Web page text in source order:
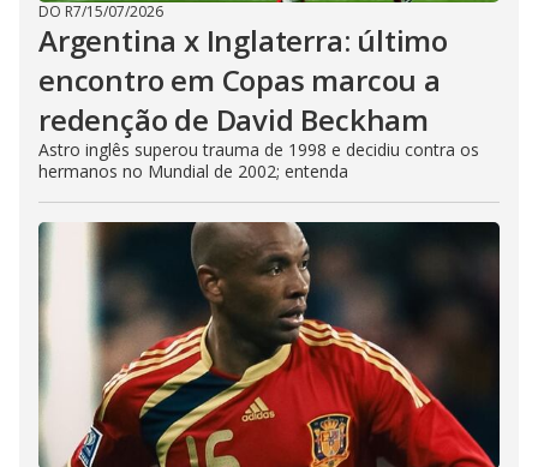
DO R7/15/07/2026
Argentina x Inglaterra: último
encontro em Copas marcou a
redenção de David Beckham
Astro inglês superou trauma de 1998 e decidiu contra os
hermanos no Mundial de 2002; entenda